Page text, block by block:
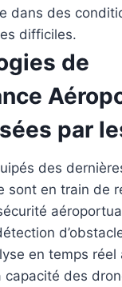
dans des
difficiles.
de
par
des
sont en train de
en temps réel
capacité des